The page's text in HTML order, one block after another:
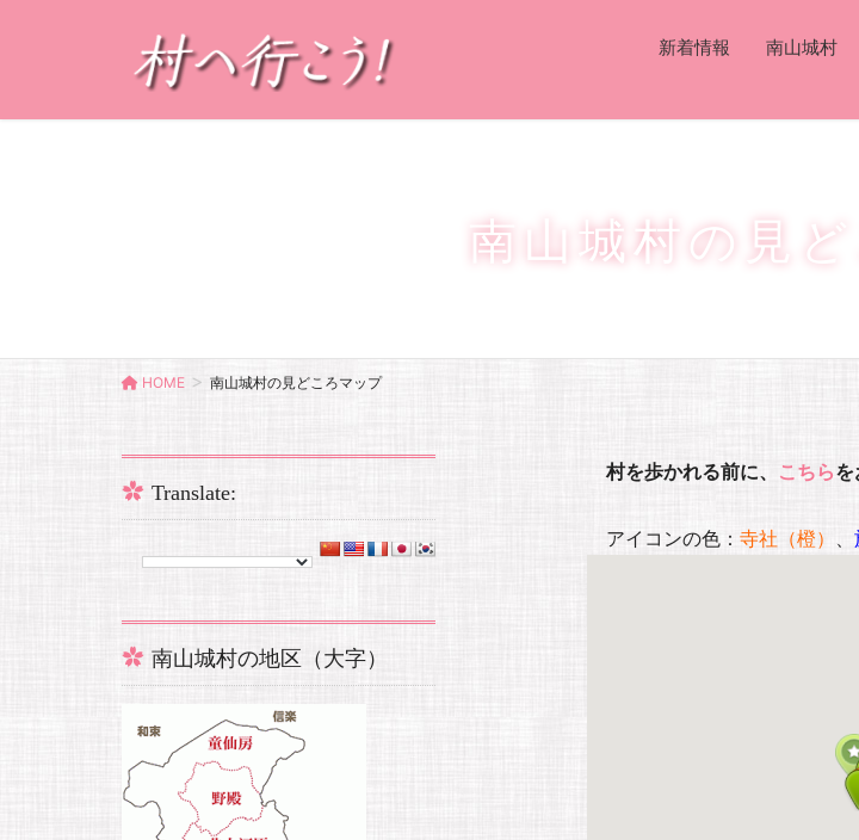
新着情報 南山城村
南山城村の見
HOME 南山城村の見どころマップ
村を歩かれる前に、 こちらを
アイコンの色： 寺社（橙） 、
Translate:
南山城村の地区（大字）